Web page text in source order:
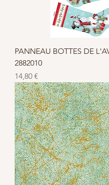
PANNEAU BOTTES DE
2882010
Prix
14,80 €